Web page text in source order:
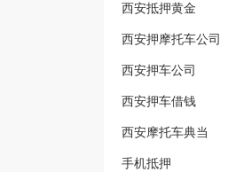
西安抵押黄金
西安押摩托车公司
西安押车公司
西安押车借钱
西安摩托车典当
手机抵押